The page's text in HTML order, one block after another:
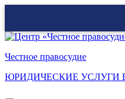
Перейти
содержимому
Честное правосудие
ЮРИДИЧЕСКИЕ УСЛУГИ